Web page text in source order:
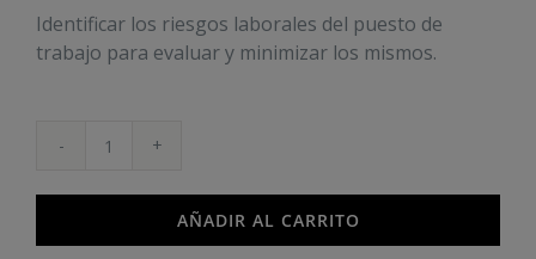
Identificar los riesgos laborales del puesto de
trabajo para evaluar y minimizar los mismos.
Análisis
específicos
AÑADIR AL CARRITO